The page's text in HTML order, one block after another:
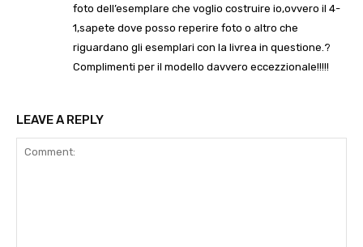
foto dell’esemplare che voglio costruire io,ovvero il 4-
1,sapete dove posso reperire foto o altro che
riguardano gli esemplari con la livrea in questione.?
Complimenti per il modello davvero eccezzionale!!!!!
LEAVE A REPLY